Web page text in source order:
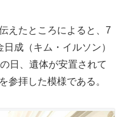
えたところによると、7
成（キム・イルソン）
日、遺体が安置されて
参拝した模様である。